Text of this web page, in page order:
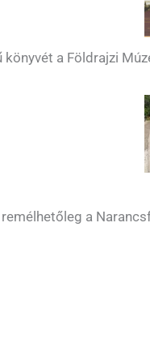
a Földrajzi
a